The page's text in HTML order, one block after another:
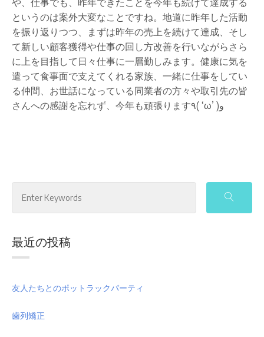
や、仕事でも、昨年できたことを今年も続けて達成する
というのは案外大変なことですね。地道に昨年した活動
を振り返りつつ、まずは昨年の売上を続けて達成、そし
て新しい顧客獲得や仕事の回し方改善を行いながらさら
に上を目指して日々仕事に一層勤しみます。健康に気を
遣って食事面で支えてくれる家族、一緒に仕事をしてい
る仲間、お世話になっている同業者の方々や取引先の皆
さんへの感謝を忘れず、今年も頑張ります٩( ‘ω’ )و
最近の投稿
友人たちとのポットラックパーティ
歯列矯正